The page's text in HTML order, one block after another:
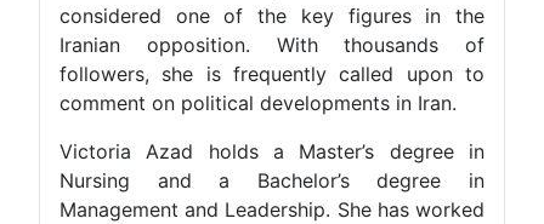
considered one of the key figures in the
Iranian opposition. With thousands of
followers, she is frequently called upon to
comment on political developments in Iran.
Victoria Azad holds a Master’s degree in
Nursing and a Bachelor’s degree in
Management and Leadership. She has worked